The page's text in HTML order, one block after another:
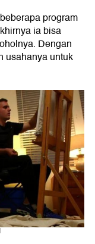
program
ia bisa
Dengan
usahanya untuk